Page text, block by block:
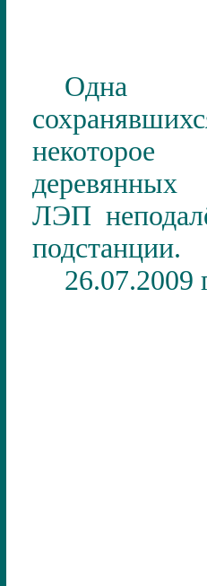
некоторое
ЛЭП
подстанции.
26.07.2009